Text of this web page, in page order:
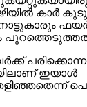
കാർ
ഇയാൾ